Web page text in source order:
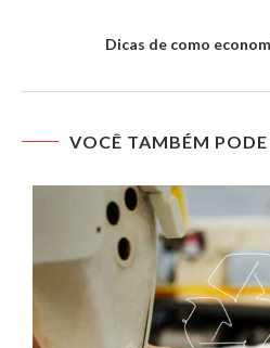
Dicas de como
VOCÊ TAMBÉM PODE